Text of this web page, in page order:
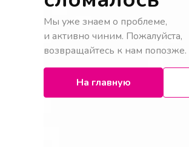
Мы уже знаем о проблеме,
и активно чиним. Пожалуйста,
возвращайтесь к нам попозже.
На главную